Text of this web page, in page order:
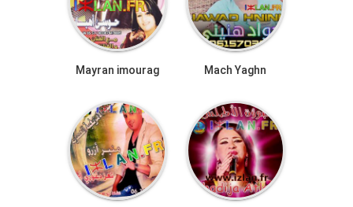
Mayran imourag Mach Yaghn